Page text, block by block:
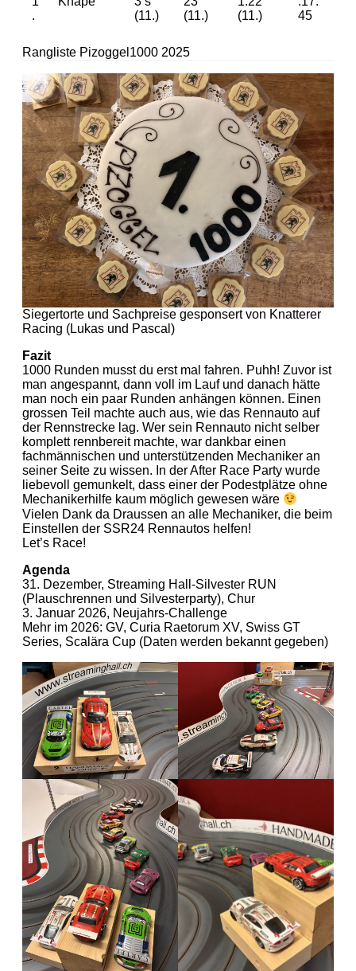
.
(11.)
(11.)
(11.)
45
Rangliste Pizoggel1000 2025
Siegertorte und Sachpreise gesponsert von Knatterer
Racing (Lukas und Pascal)
Fazit
1000 Runden musst du erst mal fahren. Puhh! Zuvor ist
man angespannt, dann voll im Lauf und danach hätte
man noch ein paar Runden anhängen können. Einen
grossen Teil machte auch aus, wie das Rennauto auf
der Rennstrecke lag. Wer sein Rennauto nicht selber
komplett rennbereit machte, war dankbar einen
fachmännischen und unterstützenden Mechaniker an
seiner Seite zu wissen. In der After Race Party wurde
liebevoll gemunkelt, dass einer der Podestplätze ohne
Mechanikerhilfe kaum möglich gewesen wäre
Vielen Dank da Draussen an alle Mechaniker, die beim
Einstellen der SSR24 Rennautos helfen!
Let’s Race!
Agenda
31. Dezember, Streaming Hall-Silvester RUN
(Plauschrennen und Silvesterparty), Chur
3. Januar 2026, Neujahrs-Challenge
Mehr im 2026: GV, Curia Raetorum XV, Swiss GT
Series, Scalära Cup (Daten werden bekannt gegeben)